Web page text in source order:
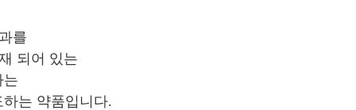
를
되어 있는
는
는 약품입니다.